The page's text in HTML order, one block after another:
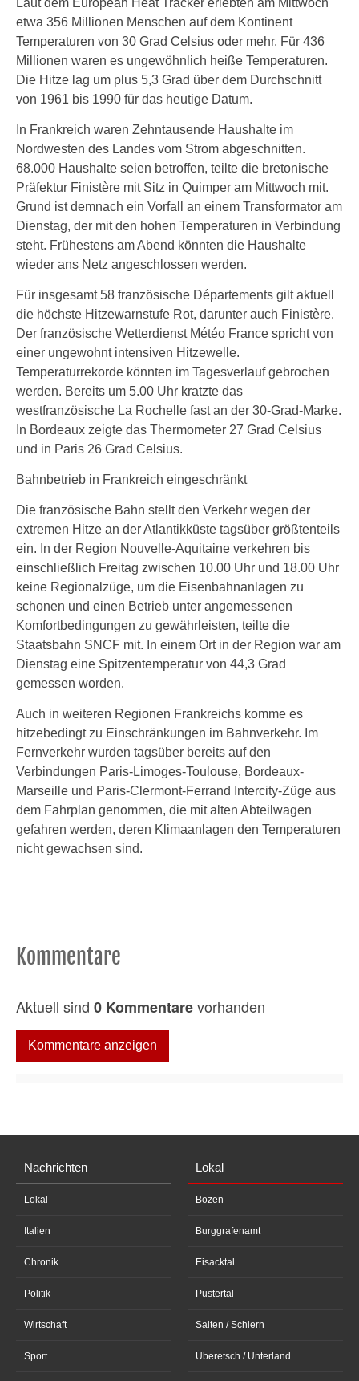
Laut dem European Heat Tracker erlebten am Mittwoch
etwa 356 Millionen Menschen auf dem Kontinent
Temperaturen von 30 Grad Celsius oder mehr. Für 436
Millionen waren es ungewöhnlich heiße Temperaturen.
Die Hitze lag um plus 5,3 Grad über dem Durchschnitt
von 1961 bis 1990 für das heutige Datum.
In Frankreich waren Zehntausende Haushalte im
Nordwesten des Landes vom Strom abgeschnitten.
68.000 Haushalte seien betroffen, teilte die bretonische
Präfektur Finistère mit Sitz in Quimper am Mittwoch mit.
Grund ist demnach ein Vorfall an einem Transformator am
Dienstag, der mit den hohen Temperaturen in Verbindung
steht. Frühestens am Abend könnten die Haushalte
wieder ans Netz angeschlossen werden.
Für insgesamt 58 französische Départements gilt aktuell
die höchste Hitzewarnstufe Rot, darunter auch Finistère.
Der französische Wetterdienst Météo France spricht von
einer ungewohnt intensiven Hitzewelle.
Temperaturrekorde könnten im Tagesverlauf gebrochen
werden. Bereits um 5.00 Uhr kratzte das
westfranzösische La Rochelle fast an der 30-Grad-Marke.
In Bordeaux zeigte das Thermometer 27 Grad Celsius
und in Paris 26 Grad Celsius.
Bahnbetrieb in Frankreich eingeschränkt
Die französische Bahn stellt den Verkehr wegen der
extremen Hitze an der Atlantikküste tagsüber größtenteils
ein. In der Region Nouvelle-Aquitaine verkehren bis
einschließlich Freitag zwischen 10.00 Uhr und 18.00 Uhr
keine Regionalzüge, um die Eisenbahnanlagen zu
schonen und einen Betrieb unter angemessenen
Komfortbedingungen zu gewährleisten, teilte die
Staatsbahn SNCF mit. In einem Ort in der Region war am
Dienstag eine Spitzentemperatur von 44,3 Grad
gemessen worden.
Auch in weiteren Regionen Frankreichs komme es
hitzebedingt zu Einschränkungen im Bahnverkehr. Im
Fernverkehr wurden tagsüber bereits auf den
Verbindungen Paris-Limoges-Toulouse, Bordeaux-
Marseille und Paris-Clermont-Ferrand Intercity-Züge aus
dem Fahrplan genommen, die mit alten Abteilwagen
gefahren werden, deren Klimaanlagen den Temperaturen
nicht gewachsen sind.
Kommentare
Aktuell sind 0 Kommentarevorhanden
Kommentare anzeigen
Nachrichten
Lokal
Italien
Chronik
Politik
Wirtschaft
Sport
Lokal
Bozen
Burggrafenamt
Eisacktal
Pustertal
Salten / Schlern
Überetsch / Unterland